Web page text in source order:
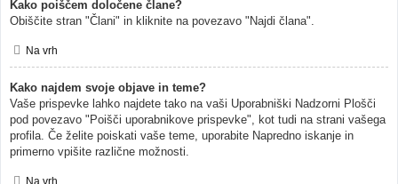
Kako poiščem določene člane?
Obiščite stran "Člani" in kliknite na povezavo "Najdi člana".
Na vrh
Kako najdem svoje objave in teme?
Vaše prispevke lahko najdete tako na vaši Uporabniški Nadzorni Plošči
pod povezavo "Poišči uporabnikove prispevke", kot tudi na strani vašega
profila. Če želite poiskati vaše teme, uporabite Napredno iskanje in
primerno vpišite različne možnosti.
Na vrh